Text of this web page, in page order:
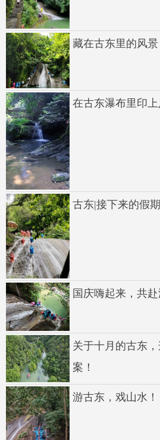
藏在古东里的风景
在古东瀑布里印上
古东|接下来的假
国庆嗨起来，共
关于十月的古东
案！
游古东，戏山水！